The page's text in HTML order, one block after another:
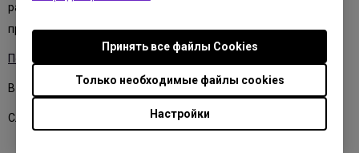
Настройки
Только необходимые файлы cookies
Принять все файлы Сookies
расширенную консультацию специалистов BenQ о
профессиональных мониторах для работы с цветом.
Подробнее о серии профессиональных мониторов BenQ
В скором времени мы выложим запись мастер-класса.
Следите за нашими новостями.